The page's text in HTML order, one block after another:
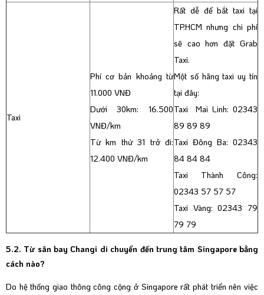
Taxi
Phí cơ bản khoảng từ
11.000 VNĐ
Dưới 30km: 16.500
VNĐ/km
Từ km thứ 31 trở đi:
12.400 VNĐ/km
Rất dễ để bắt taxi tại
TP.HCM nhưng chi phí
sẽ cao hơn đặt Grab
Taxi.
Một số hãng taxi uy tín
tại đây:
Taxi Mai Linh: 02343
89 89 89
Taxi Đông Ba: 02343
84 84 84
Taxi Thành Công:
02343 57 57 57
Taxi Vàng: 02343 79
79 79
5.2. Từ sân bay Changi di chuyển đến trung tâm Singapore bằng
cách nào?
Do hệ thống giao thông công cộng ở Singapore rất phát triển nên việc